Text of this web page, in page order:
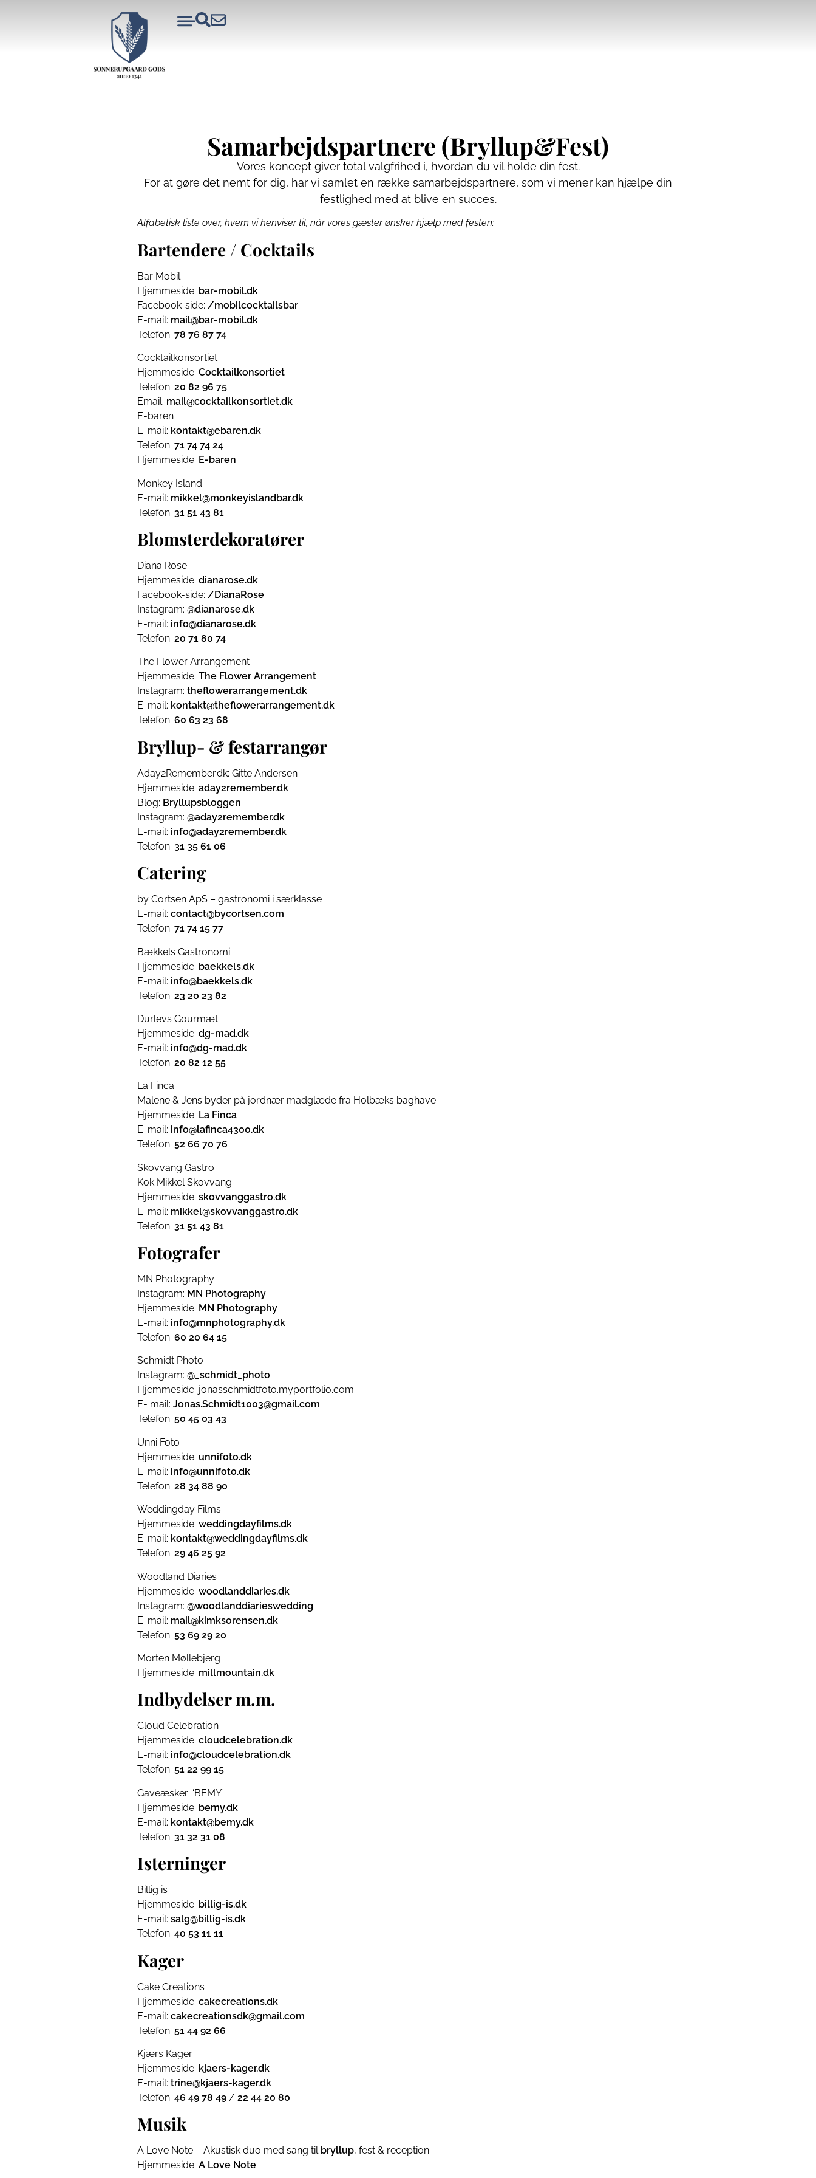
Samarbejdspartnere (Bryllup&Fest)
Vores koncept giver total valgfrihed i, hvordan du vil holde din fest.
For at gøre det nemt for dig, har vi samlet en række samarbejdspartnere, som vi mener kan hjælpe din
festlighed med at blive en succes.
Alfabetisk liste over, hvem vi henviser til, når vores gæster ønsker hjælp med festen:
Bartendere / Cocktails
Bar Mobil
Hjemmeside: bar-mobil.dk
Facebook-side: /mobilcocktailsbar
E-mail: mail@bar-mobil.dk
Telefon: 78 76 87 74
Cocktailkonsortiet
Hjemmeside: Cocktailkonsortiet
Telefon: 20 82 96 75
Email: mail@cocktailkonsortiet.dk
E-baren
E-mail: kontakt@ebaren.dk
Telefon: 71 74 74 24
Hjemmeside: E-baren
Monkey Island
E-mail: mikkel@monkeyislandbar.dk
Telefon: 31 51 43 81
Blomsterdekoratører
Diana Rose
Hjemmeside: dianarose.dk
Facebook-side: /DianaRose
Instagram: @dianarose.dk
E-mail: info@dianarose.dk
Telefon: 20 71 80 74
The Flower Arrangement
Hjemmeside: The Flower Arrangement
Instagram: theflowerarrangement.dk
E-mail: kontakt@theflowerarrangement.dk
Telefon: 60 63 23 68
Bryllup- & festarrangør
Aday2Remember.dk: Gitte Andersen
Hjemmeside: aday2remember.dk
Blog: Bryllupsbloggen
Instagram: @aday2remember.dk
E-mail: info@aday2remember.dk
Telefon: 31 35 61 06
Catering
by Cortsen ApS – gastronomi i særklasse
E-mail: contact@bycortsen.com
Telefon: 71 74 15 77
Bækkels Gastronomi
Hjemmeside: baekkels.dk
E-mail: info@baekkels.dk
Telefon: 23 20 23 82
Durlevs Gourmæt
Hjemmeside: dg-mad.dk
E-mail: info@dg-mad.dk
Telefon: 20 82 12 55
La Finca
Malene & Jens byder på jordnær madglæde fra Holbæks baghave
Hjemmeside: La Finca
E-mail: info@lafinca4300.dk
Telefon: 52 66 70 76
Skovvang Gastro
Kok Mikkel Skovvang
Hjemmeside: skovvanggastro.dk
E-mail: mikkel@skovvanggastro.dk
Telefon: 31 51 43 81
Fotografer
MN Photography
Instagram: MN Photography
Hjemmeside: MN Photography
E-mail: info@mnphotography.dk
Telefon: 60 20 64 15
Schmidt Photo
Instagram: @_schmidt_photo
Hjemmeside: jonasschmidtfoto.myportfolio.com
E- mail: Jonas.Schmidt1003@gmail.com
Telefon: 50 45 03 43
Unni Foto
Hjemmeside: unnifoto.dk
E-mail: info@unnifoto.dk
Telefon: 28 34 88 90
Weddingday Films
Hjemmeside: weddingdayfilms.dk
E-mail: kontakt@weddingdayfilms.dk
Telefon: 29 46 25 92
Woodland Diaries
Hjemmeside: woodlanddiaries.dk
Instagram: @woodlanddiarieswedding
E-mail: mail@kimksorensen.dk
Telefon: 53 69 29 20
Morten Møllebjerg
Hjemmeside: millmountain.dk
Indbydelser m.m.
Cloud Celebration
Hjemmeside: cloudcelebration.dk
E-mail: info@cloudcelebration.dk
Telefon: 51 22 99 15
Gaveæsker: ‘BEMY’
Hjemmeside: bemy.dk
E-mail: kontakt@bemy.dk
Telefon: 31 32 31 08
Isterninger
Billig is
Hjemmeside: billig-is.dk
E-mail: salg@billig-is.dk
Telefon: 40 53 11 11
Kager
Cake Creations
Hjemmeside: cakecreations.dk
E-mail: cakecreationsdk@gmail.com
Telefon: 51 44 92 66
Kjærs Kager
Hjemmeside: kjaers-kager.dk
E-mail: trine@kjaers-kager.dk
Telefon: 46 49 78 49 / 22 44 20 80
Musik
A Love Note – Akustisk duo med sang til bryllup, fest & reception
Hjemmeside: A Love Note